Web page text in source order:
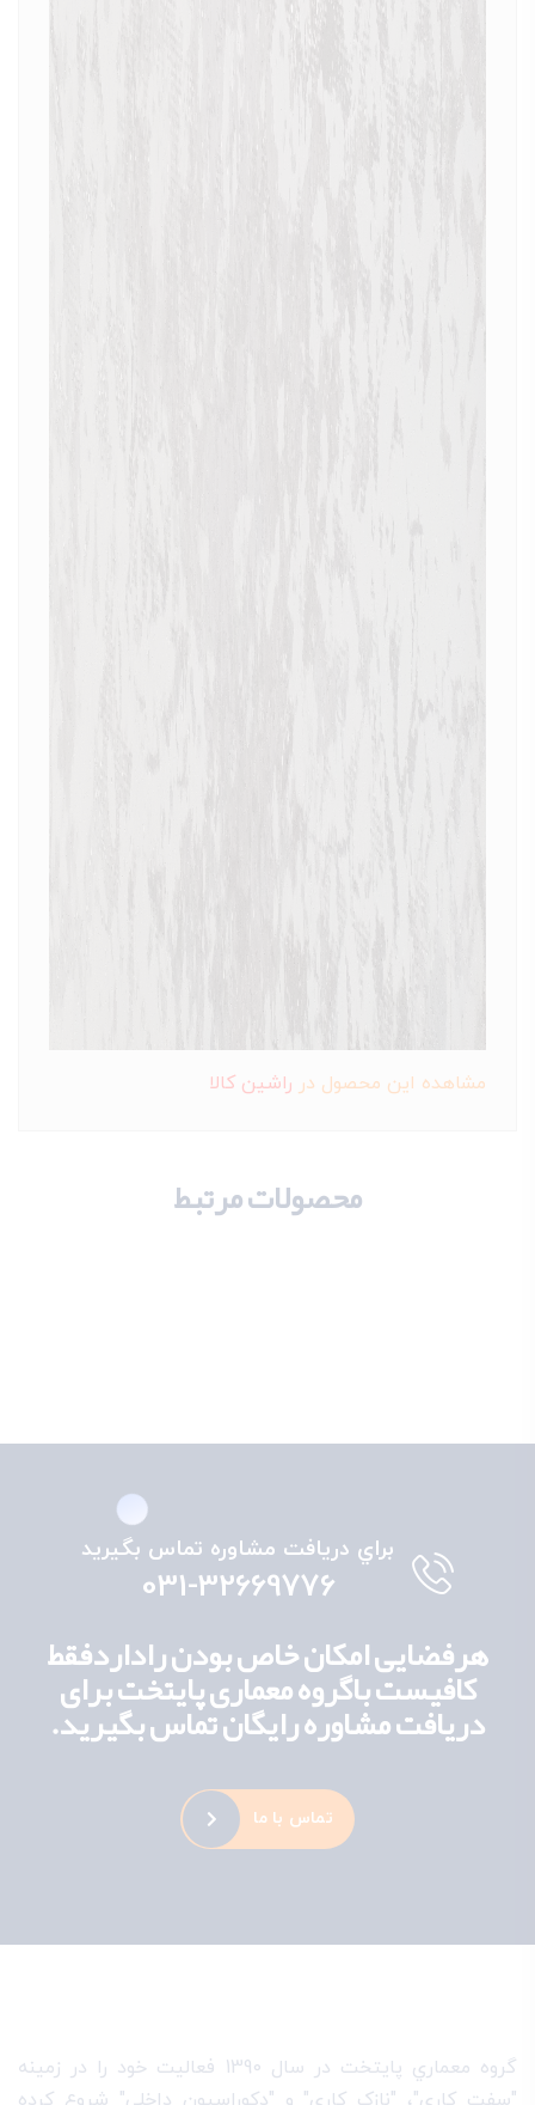
مشاهده این محصول در راشین کالا
محصولات مرتبط
براي دريافت مشاوره تماس بگيريد
031-32669776
هرفضایی امکان خاص بودن راداردفقط
کافیست باگروه معماری پایتخت برای
دریافت مشاوره رایگان تماس بگیرید.
تماس با ما
گروه معماري پايتخت در سال 1390 فعاليت خود را در زمينه